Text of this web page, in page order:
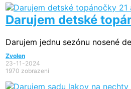
Darujem detské
Darujem jednu sezónu nosené
Zvolen
23-11-2024
1970 zobrazení